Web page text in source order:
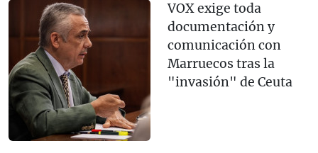
VOX exige toda
documentación y
comunicación con
Marruecos tras la
"invasión" de Ceuta